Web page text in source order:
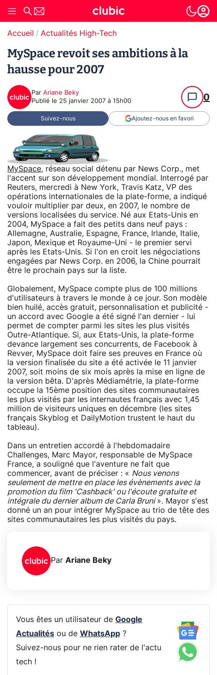
Accueil Actualités High-Tech
MySpace revoit ses ambitions à la
hausse pour 2007
Par Ariane Beky
Publié le 25 janvier 2007 à 15h00 0
Suivez-nous Ajoutez-nous en favori
MySpace, réseau social détenu par News Corp., met
l'accent sur son développement mondial. Interrogé par
Reuters, mercredi à New York, Travis Katz, VP des
opérations internationales de la plate-forme, a indiqué
vouloir multiplier par deux, en 2007, le nombre de
versions localisées du service. Né aux Etats-Unis en
2004, MySpace a fait des petits dans neuf pays :
Allemagne, Australie, Espagne, France, Irlande, Italie,
Japon, Mexique et Royaume-Uni - le premier servi
après les Etats-Unis. Si l'on en croit les négociations
engagées par News Corp. en 2006, la Chine pourrait
être le prochain pays sur la liste.
Globalement, MySpace compte plus de 100 millions
d'utilisateurs à travers le monde à ce jour. Son modèle
bien huilé, accès gratuit, personnalisation et publicité -
un accord avec Google a été signé l'an dernier - lui
permet de compter parmi les sites les plus visités
Outre-Atlantique. Si, aux Etats-Unis, la plate-forme
devance largement ses concurrents, de Facebook à
Revver, MySpace doit faire ses preuves en France où
la version finalisée du site a été activée le 11 janvier
2007, soit moins de six mois après la mise en ligne de
la version bêta. D'après Médiamétrie, la plate-forme
occupe la 15ème position des sites communautaires
les plus visités par les internautes français avec 1,45
million de visiteurs uniques en décembre (les sites
français Skyblog et DailyMotion trustent le haut du
tableau).
Dans un entretien accordé à l'hebdomadaire
Challenges, Marc Mayor, responsable de MySpace
France, a souligné que l'aventure ne fait que
commencer, avant de préciser : « Nous venons
seulement de mettre en place les évènements avec la
promotion du film 'Cashback' ou l'écoute gratuite et
intégrale du dernier album de Carla Bruni». Mayor s'est
donné un an pour intégrer MySpace au trio de tête des
sites communautaires les plus visités du pays.
Par Ariane Beky
Vous êtes un utilisateur de Google
Actualitésou de WhatsApp?
Suivez-nous pour ne rien rater de l'actu
tech !